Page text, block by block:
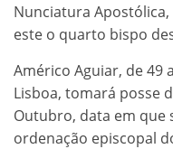
Nunciatura
este o quarto bispo
Américo Aguiar, de 49
Lisboa, tomará posse
Outubro, data em que
ordenação episcopal